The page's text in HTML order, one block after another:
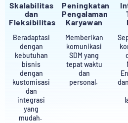
Skalabilitas
dan
Fleksibilitas
Beradaptasi
dengan
kebutuhan
bisnis
dengan
kustomisasi
dan
integrasi
yang
mudah.
Peningkatan
Pengalaman
Karyawan
Memberikan
komunikasi
SDM yang
tepat waktu
dan
personal.